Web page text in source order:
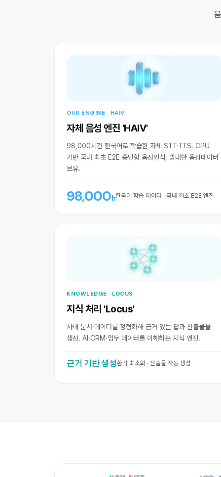
OUR ENGINE · HAIV
자체 음성 엔진 'HAIV'
98,000시간 한국어로 학습한 자체 STT·TTS. CPU
기반 국내 최초 E2E 종단형 음성인식, 방대한 음성데이터
보유.
98,000h한국어 학습 데이터 · 국내 최초 E2E 엔진
KNOWLEDGE · LOCUS
지식 처리 'Locus'
사내 문서·데이터를 정형화해 근거 있는 답과 산출물을
생성. AI·CRM·업무 데이터를 이해하는 지식 엔진.
근거 기반 생성환각 최소화 · 산출물 자동 생성